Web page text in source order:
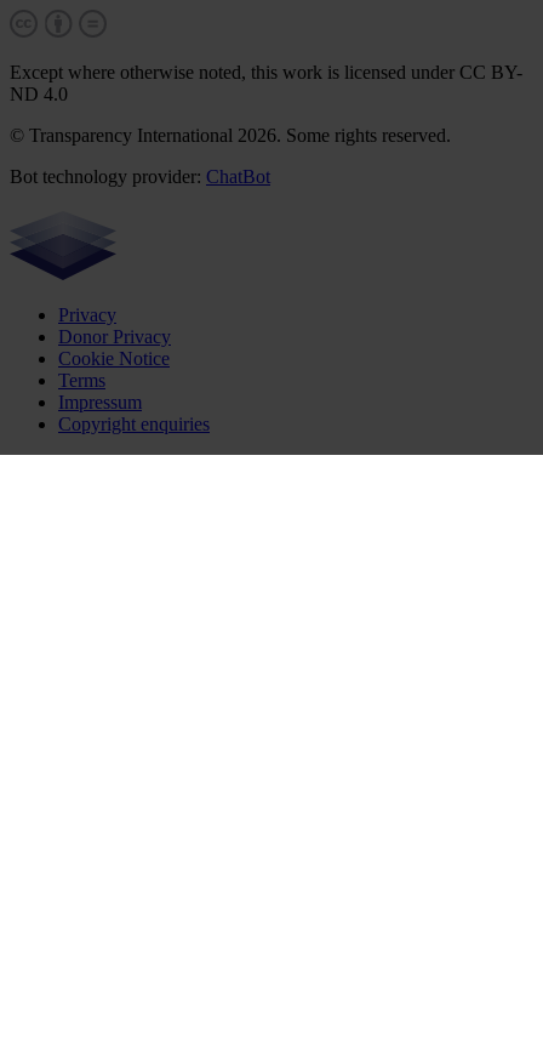
Except where otherwise noted, this work is licensed under CC BY-
ND 4.0
© Transparency International 2026. Some rights reserved.
Bot technology provider: ChatBot
Privacy
Donor Privacy
Cookie Notice
Terms
Impressum
Copyright enquiries